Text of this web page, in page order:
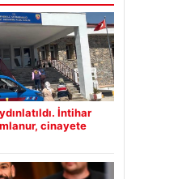
İntihar
cinayete